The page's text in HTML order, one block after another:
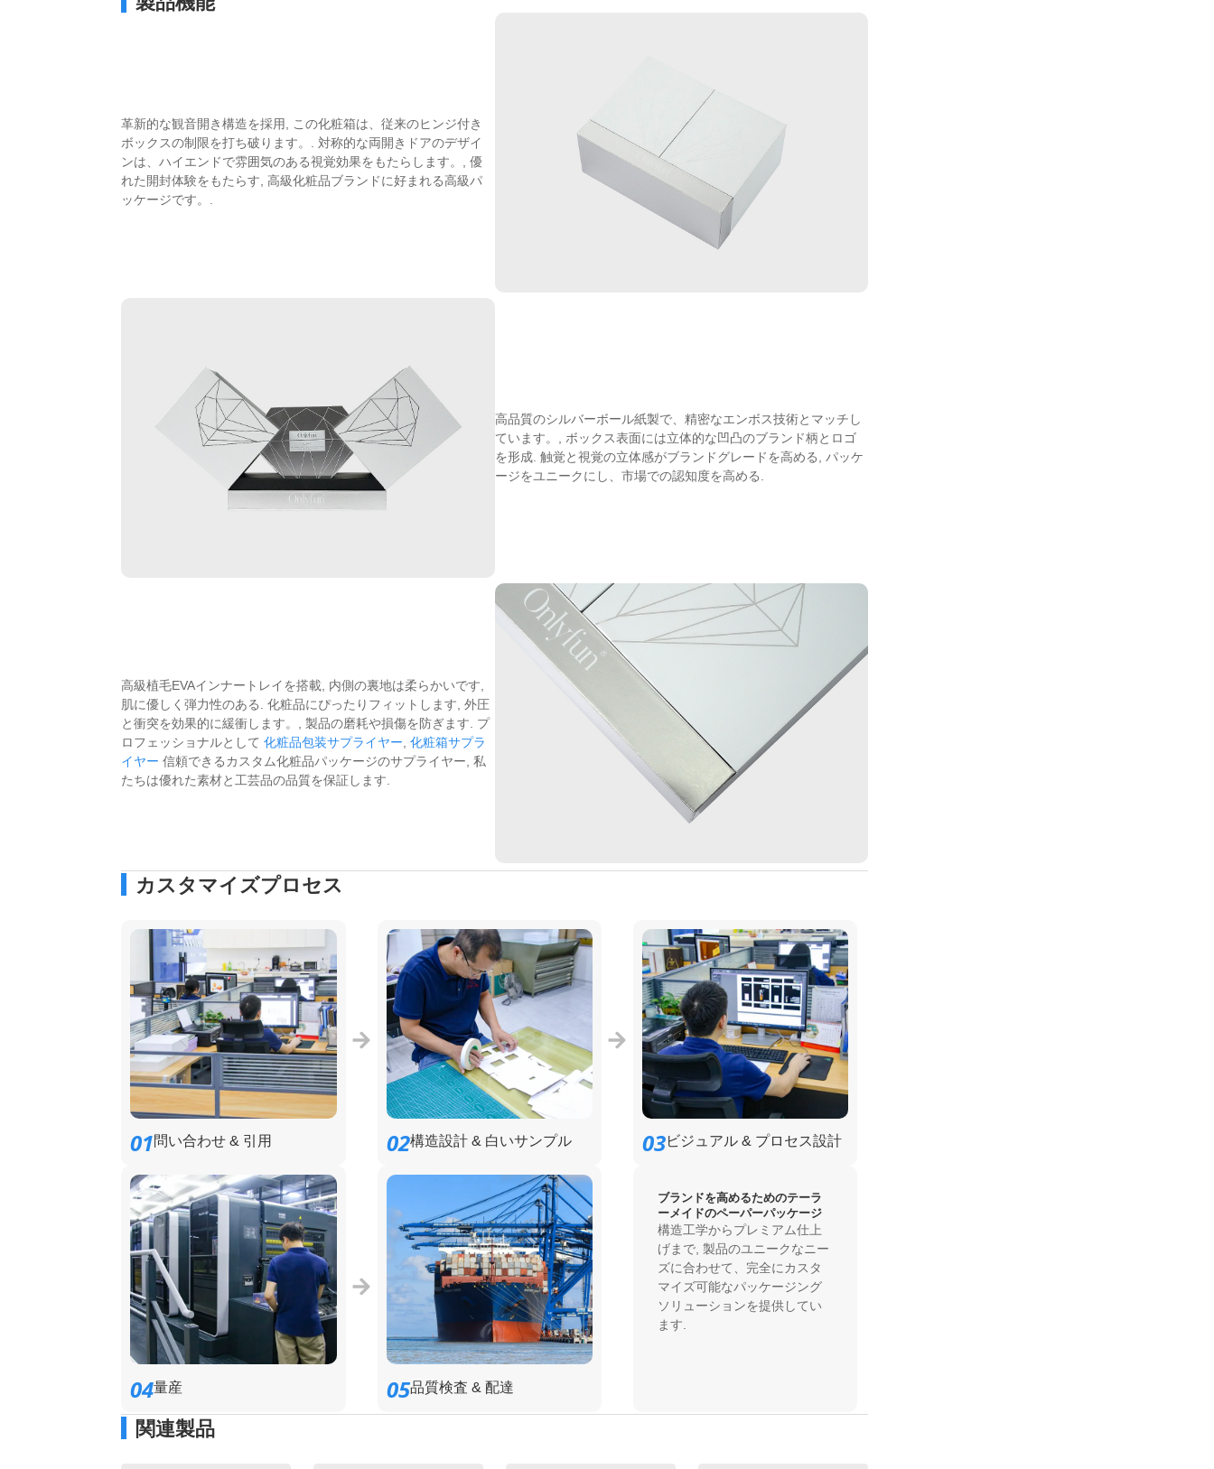
革新的な観音開き構造を採用, この化粧箱は、従来のヒンジ付き
ボックスの制限を打ち破ります。. 対称的な両開きドアのデザイ
ンは、ハイエンドで雰囲気のある視覚効果をもたらします。, 優
れた開封体験をもたらす, 高級化粧品ブランドに好まれる高級パ
ッケージです。.
高品質のシルバーボール紙製で、精密なエンボス技術とマッチし
ています。, ボックス表面には立体的な凹凸のブランド柄とロゴ
を形成. 触覚と視覚の立体感がブランドグレードを高める, パッケ
ージをユニークにし、市場での認知度を高める.
高級植毛EVAインナートレイを搭載, 内側の裏地は柔らかいです,
肌に優しく弾力性のある. 化粧品にぴったりフィットします, 外圧
と衝突を効果的に緩衝します。, 製品の磨耗や損傷を防ぎます. プ
ロフェッショナルとして化粧品包装サプライヤー ,化粧箱サプラ
イヤー 信頼できるカスタム化粧品パッケージのサプライヤー, 私
たちは優れた素材と工芸品の品質を保証します.
カスタマイズプロセス
01問い合わせ & 引用 02構造設計 & 白いサンプル 03ビジュアル & プロセス設計
04量産 05品質検査 & 配達
ブランドを高めるためのテーラ
ーメイドのペーパーパッケージ
構造工学からプレミアム仕上
げまで, 製品のユニークなニー
ズに合わせて、完全にカスタ
マイズ可能なパッケージング
ソリューションを提供してい
ます.
関連製品